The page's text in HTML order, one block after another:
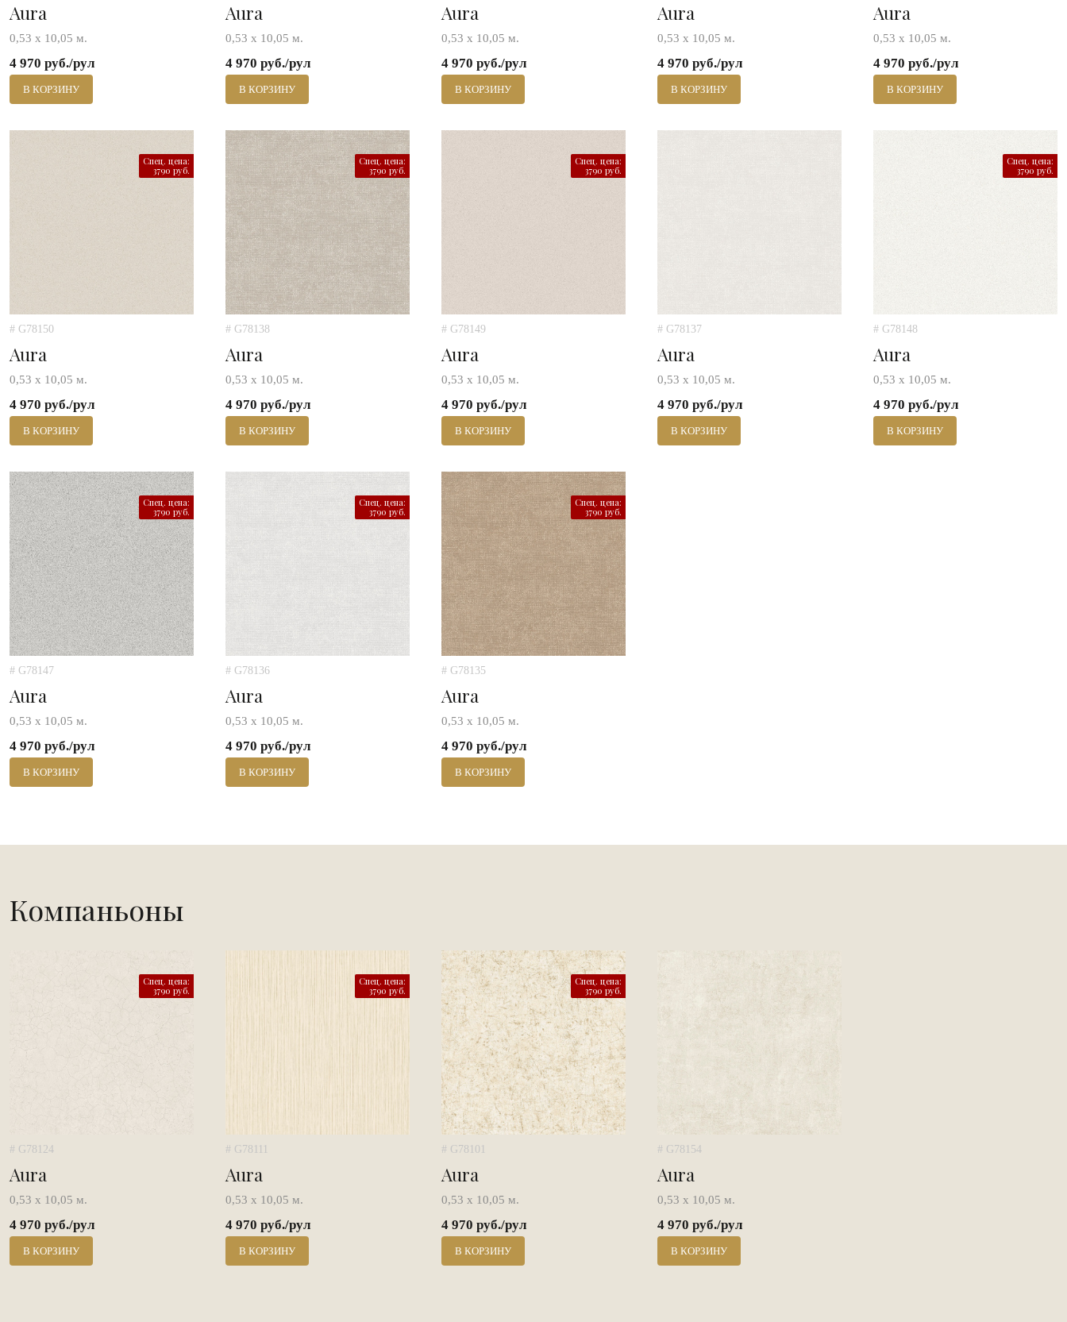
Aura
0,53 х 10,05 м.
4 970 руб./рул
В КОРЗИНУ
Aura
0,53 х 10,05 м.
4 970 руб./рул
В КОРЗИНУ
Aura
0,53 х 10,05 м.
4 970 руб./рул
В КОРЗИНУ
Aura
0,53 х 10,05 м.
4 970 руб./рул
В КОРЗИНУ
Aura
0,53 х 10,05 м.
4 970 руб./рул
В КОРЗИНУ
Спец. цена:
3790 руб.
# G78150
Aura
0,53 х 10,05 м.
4 970 руб./рул
В КОРЗИНУ
Спец. цена:
3790 руб.
# G78138
Aura
0,53 х 10,05 м.
4 970 руб./рул
В КОРЗИНУ
Спец. цена:
3790 руб.
# G78149
Aura
0,53 х 10,05 м.
4 970 руб./рул
В КОРЗИНУ
# G78137
Aura
0,53 х 10,05 м.
4 970 руб./рул
В КОРЗИНУ
Спец. цена:
3790 руб.
# G78148
Aura
0,53 х 10,05 м.
4 970 руб./рул
В КОРЗИНУ
Спец. цена:
3790 руб.
# G78147
Aura
0,53 х 10,05 м.
4 970 руб./рул
В КОРЗИНУ
Спец. цена:
3790 руб.
# G78136
Aura
0,53 х 10,05 м.
4 970 руб./рул
В КОРЗИНУ
Спец. цена:
3790 руб.
# G78135
Aura
0,53 х 10,05 м.
4 970 руб./рул
В КОРЗИНУ
Компаньоны
Спец. цена:
3790 руб.
# G78124
Aura
0,53 х 10,05 м.
4 970 руб./рул
В КОРЗИНУ
Спец. цена:
3790 руб.
# G78111
Aura
0,53 х 10,05 м.
4 970 руб./рул
В КОРЗИНУ
Спец. цена:
3790 руб.
# G78101
Aura
0,53 х 10,05 м.
4 970 руб./рул
В КОРЗИНУ
# G78154
Aura
0,53 х 10,05 м.
4 970 руб./рул
В КОРЗИНУ